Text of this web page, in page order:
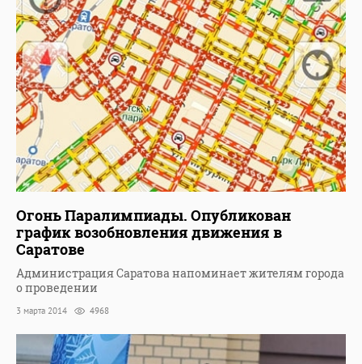
Огонь Паралимпиады. Опубликован
график возобновления движения в
Саратове
Администрация Саратова напоминает жителям города
о проведении
3 марта 2014 4968